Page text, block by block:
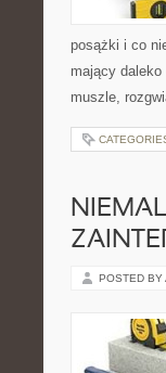
posążki i co
mający
muszle,
POSTED BY